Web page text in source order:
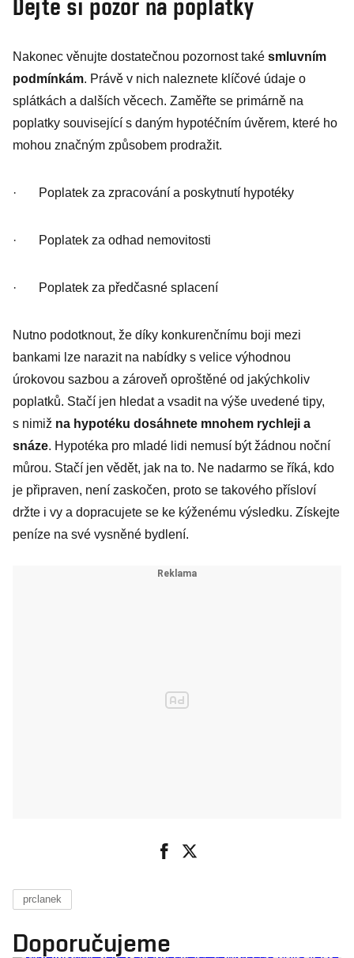
Dejte si pozor na poplatky
Nakonec věnujte dostatečnou pozornost také smluvním
podmínkám. Právě v nich naleznete klíčové údaje o
splátkách a dalších věcech. Zaměřte se primárně na
poplatky související s daným hypotéčním úvěrem, které ho
mohou značným způsobem prodražit.
· Poplatek za zpracování a poskytnutí hypotéky
· Poplatek za odhad nemovitosti
· Poplatek za předčasné splacení
Nutno podotknout, že díky konkurenčnímu boji mezi
bankami lze narazit na nabídky s velice výhodnou
úrokovou sazbou a zároveň oproštěné od jakýchkoliv
poplatků. Stačí jen hledat a vsadit na výše uvedené tipy,
s nimiž na hypotéku dosáhnete mnohem rychleji a
snáze. Hypotéka pro mladé lidi nemusí být žádnou noční
můrou. Stačí jen vědět, jak na to. Ne nadarmo se říká, kdo
je připraven, není zaskočen, proto se takového přísloví
držte i vy a dopracujete se ke kýženému výsledku. Získejte
peníze na své vysněné bydlení.
prclanek
Doporučujeme